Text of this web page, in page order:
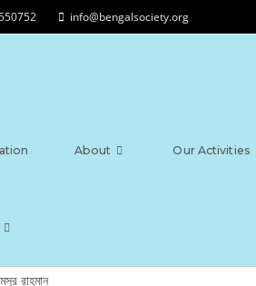
info@bengalsociety.org
About Our Activities